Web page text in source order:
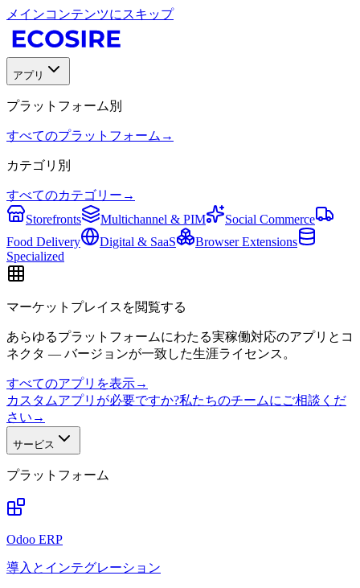
メインコンテンツにスキップ
アプリ
プラットフォーム別
すべてのプラットフォーム →
カテゴリ別
すべてのカテゴリー →
Storefronts
Multichannel & PIM
Social Commerce
Food Delivery
Digital & SaaS
Browser Extensions
Specialized
マーケットプレイスを閲覧する
あらゆるプラットフォームにわたる実稼働対応のアプリとコ
ネクタ — バージョンが一致した生涯ライセンス。
すべてのアプリを表示→
カスタムアプリが必要ですか?私たちのチームにご相談くだ
さい →
サービス
プラットフォーム
Odoo ERP
導入とインテグレーション